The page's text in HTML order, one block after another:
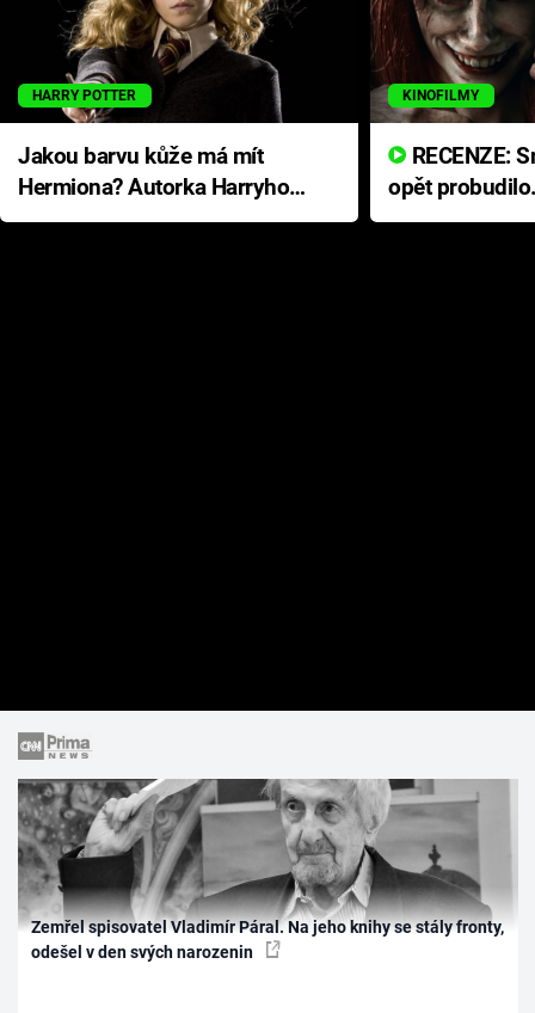
HARRY POTTER
Jakou barvu kůže má mít
Hermiona? Autorka Harryho
Pottera přišla s ráznou
KINOFILMY
opět
přichází s
Zemřel spisovatel Vladimír Páral. Na jeho knihy se stály fronty,
odešel v den svých narozenin